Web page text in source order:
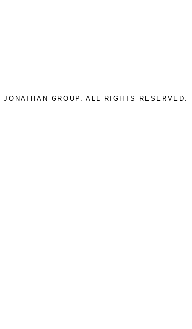
JONATHAN GROUP. ALL RIGHTS RESERVED.